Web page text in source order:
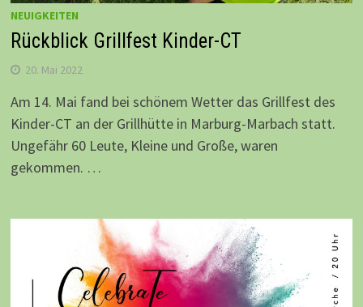
NEUIGKEITEN
Rückblick Grillfest Kinder-CT
20. Mai 2022
Am 14. Mai fand bei schönem Wetter das Grillfest des
Kinder-CT an der Grillhütte in Marburg-Marbach statt.
Ungefähr 60 Leute, Kleine und Große, waren
gekommen. …